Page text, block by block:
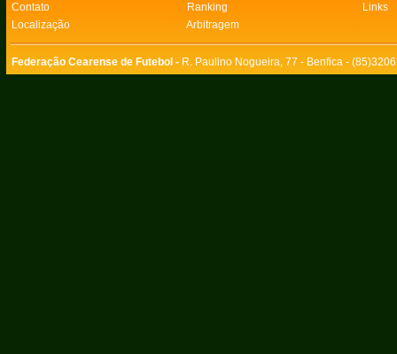
Contato
Ranking
Links
Localização
Arbitragem
Federação Cearense de Futebol - R. Paulino Nogueira, 77 - Benfica -